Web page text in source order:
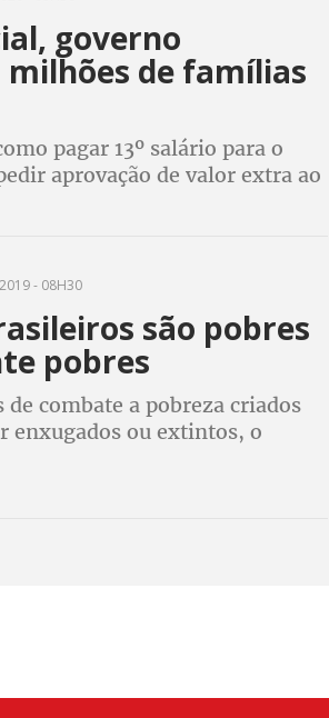
governo
milhões de famílias
pagar 13º salário para o
aprovação de valor extra ao
- 08H30
são pobres
pobres
combate a pobreza criados
enxugados ou extintos, o